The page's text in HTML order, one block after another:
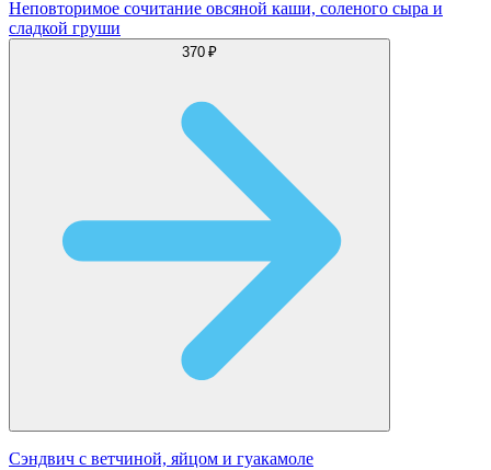
Неповторимое сочитание овсяной каши, соленого сыра и
сладкой груши
370 ₽
Сэндвич с ветчиной, яйцом и гуакамоле